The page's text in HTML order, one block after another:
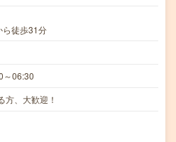
ら徒歩31分
～06:30
方、大歓迎！